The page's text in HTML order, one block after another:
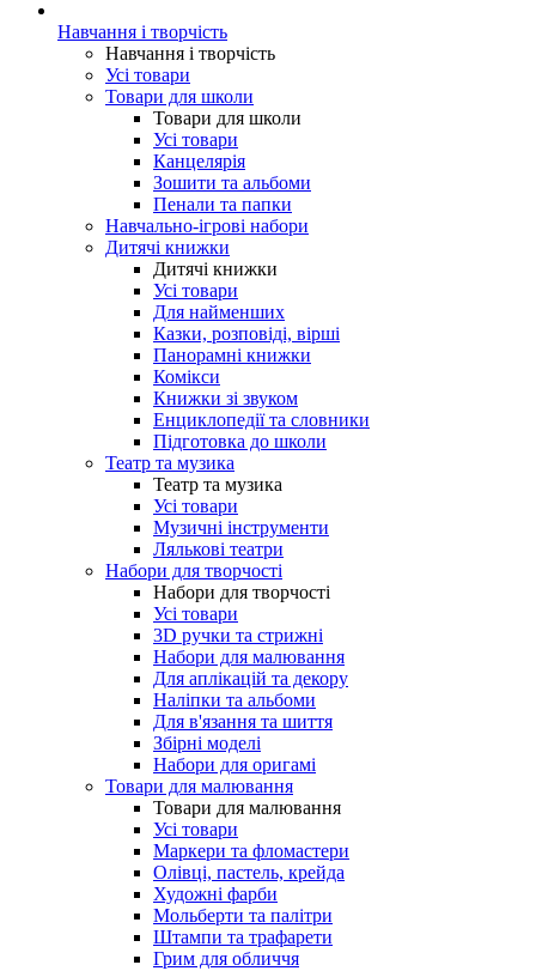
Навчання і творчість
Навчання і творчість
Усі товари
Товари для школи
Товари для школи
Усі товари
Канцелярія
Зошити та альбоми
Пенали та папки
Навчально-ігрові набори
Дитячі книжки
Дитячі книжки
Усі товари
Для найменших
Казки, розповіді, вірші
Панорамні книжки
Комікси
Книжки зі звуком
Енциклопедії та словники
Підготовка до школи
Театр та музика
Театр та музика
Усі товари
Музичні інструменти
Лялькові театри
Набори для творчості
Набори для творчості
Усі товари
3D ручки та стрижні
Набори для малювання
Для аплікацій та декору
Наліпки та альбоми
Для в'язання та шиття
Збірні моделі
Набори для оригамі
Товари для малювання
Товари для малювання
Усі товари
Маркери та фломастери
Олівці, пастель, крейда
Художні фарби
Мольберти та палітри
Штампи та трафарети
Грим для обличчя